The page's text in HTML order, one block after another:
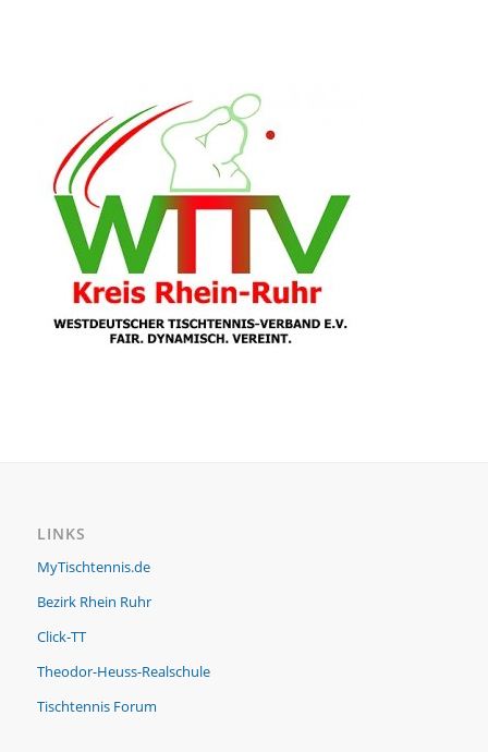
LINKS
MyTischtennis.de
Bezirk Rhein Ruhr
Click-TT
Theodor-Heuss-Realschule
Tischtennis Forum